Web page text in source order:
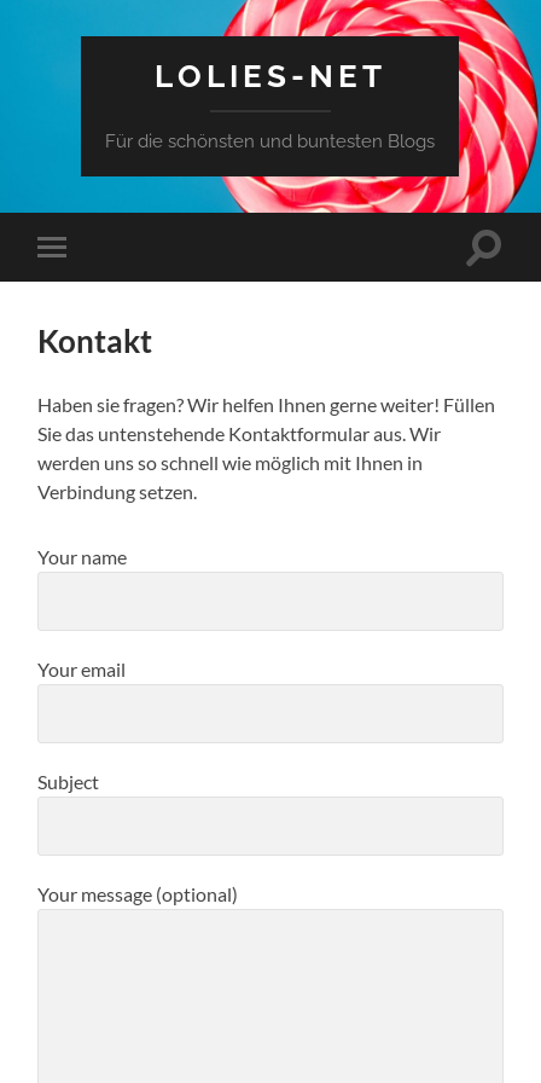
LOLIES-NET
Für die schönsten und buntesten Blogs
Toggle
mobile
Toggle
Kontakt
Haben sie fragen? Wir helfen Ihnen gerne weiter! Füllen
Sie das untenstehende Kontaktformular aus. Wir
werden uns so schnell wie möglich mit Ihnen in
Verbindung setzen.
Your name
Your email
Subject
Your message (optional)